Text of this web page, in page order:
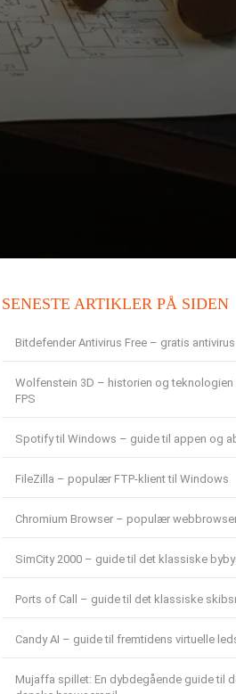
SENESTE ARTIKLER PÅ SIDEN
Bitdefender Antivirus Free – gratis
Wolfenstein 3D – historien og
FPS
Spotify til Windows – guide til appen og
FileZilla – populær FTP-klient til Windows
Chromium Browser – populær
SimCity 2000 – guide til det klassiske
Ports of Call – guide til det klassiske
Candy AI – guide til fremtidens virtuelle
Mujaffa spillet: En dybdegående guide til